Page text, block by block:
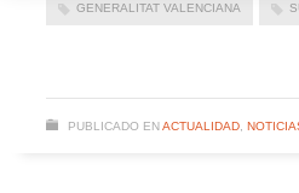
GENERALITAT VALENCIANA
PUBLICADO EN ACTUALIDAD,